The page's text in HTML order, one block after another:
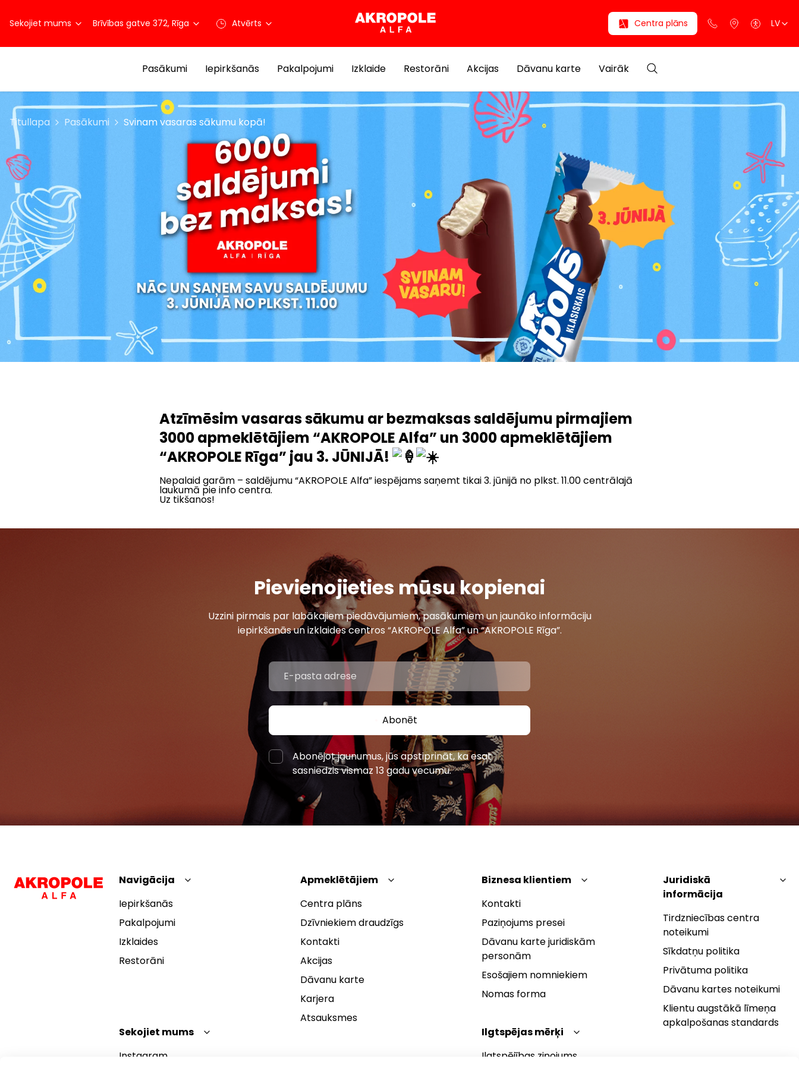
Sekojiet mums Brīvības gatve 372, Rīga Atvērts Centra plāns LV
Pasākumi Iepirkšanās Pakalpojumi Izklaide Restorāni Akcijas Dāvanu karte Vairāk
Titullapa Pasākumi Svinam vasaras sākumu kopā!
Atzīmēsim vasaras sākumu ar bezmaksas saldējumu pirmajiem
3000 apmeklētājiem “AKROPOLE Alfa” un 3000 apmeklētājiem
“AKROPOLE Rīga” jau 3. JŪNIJĀ!
Nepalaid garām – saldējumu “AKROPOLE Alfa” iespējams saņemt tikai 3. jūnijā no plkst. 11.00 centrālajā
laukumā pie info centra.
Uz tikšanos!
Pievienojieties mūsu kopienai
Uzzini pirmais par labākajiem piedāvājumiem, pasākumiem un jaunāko informāciju
iepirkšanās un izklaides centros “AKROPOLE Alfa” un “AKROPOLE Rīga”.
Abonēt
Abonējot jaunumus, jūs apstiprināt, ka esat
sasniedzis vismaz 13 gadu vecumu.
Navigācija
Iepirkšanās
Pakalpojumi
Izklaides
Restorāni
Apmeklētājiem
Centra plāns
Dzīvniekiem draudzīgs
Kontakti
Akcijas
Dāvanu karte
Karjera
Atsauksmes
Biznesa klientiem
Kontakti
Paziņojums presei
Dāvanu karte juridiskām
personām
Esošajiem nomniekiem
Nomas forma
Ilgtspējas mērķi
Ilgtspējības ziņojums
Juridiskā
informācija
Tirdzniecības centra
noteikumi
Sīkdatņu politika
Privātuma politika
Dāvanu kartes noteikumi
Klientu augstākā līmeņa
apkalpošanas standards
Sekojiet mums
Instagram